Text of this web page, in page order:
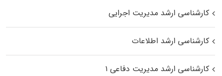
کارشناسی ارشد مدیریت اجرایی
کارشناسی ارشد اطلاعات
کارشناسی ارشد مدیریت دفاعی ۱